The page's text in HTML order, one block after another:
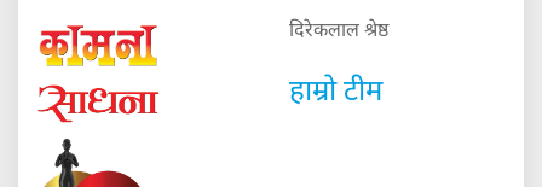
दिरेकलाल श्रेष्ठ
हाम्रो टीम